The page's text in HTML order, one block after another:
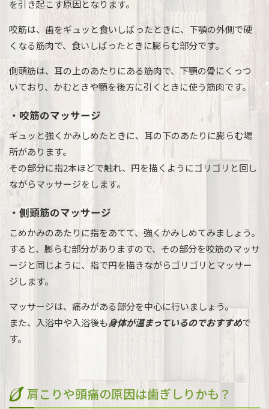
を引き起こす原因となります。
咬筋は、歯をギュッと食いしばったときに、下顎の外側で硬
くなる筋肉で、食いしばったときに膨らむ部分です。
側頭筋は、耳の上のあたりにある筋肉で、下顎の骨にくっつ
いており、かむときや顎を後方に引くときに使う筋肉です。
・咬筋のマッサージ
ギュッと強くかみしめたときに、耳の下のあたりに膨らむ場
所があります。
その部分に指2本ほどで触れ、円を描くようにゴリゴリと回し
ながらマッサージをします。
・側頭筋のマッサージ
こめかみのあたりに指をあてて、強くかみしめてみましょう。
すると、膨らむ部分がありますので、その部分を咬筋のマッサ
ージと同じように、指で円を描きながらゴリゴリとマッサー
ジします。
マッサージは、痛みがある部分を中心に行いましょう。
また、入浴中や入浴後も身体が温まっているのでおすすめで
す。
肩こりや頭痛の原因は歯ぎしりかも？